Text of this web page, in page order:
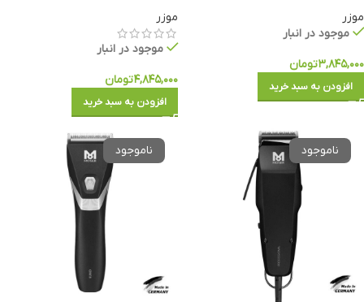
موزر
موجود در انبار
۳,۸۴۵,۰۰۰تومان
افزودن به سبد خرید
موزر
موجود در انبار
۴,۸۴۵,۰۰۰تومان
افزودن به سبد خرید